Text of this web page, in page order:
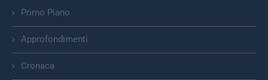
Primo Piano
Approfondimenti
Cronaca